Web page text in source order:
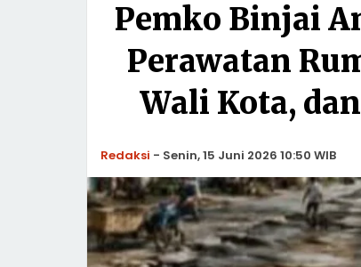
Pemko Binjai
Perawatan
Wali Kota,
Redaksi - Senin, 15 Juni 2026 10:50 WIB